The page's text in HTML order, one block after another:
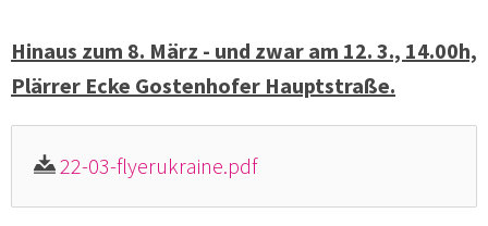
Hinaus zum 8. März - und zwar am 12. 3., 14.00h,
Plärrer Ecke Gostenhofer Hauptstraße.
22-03-flyerukraine.pdf